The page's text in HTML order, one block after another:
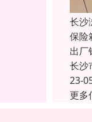
长沙
保险
出厂
长沙
23-
更多